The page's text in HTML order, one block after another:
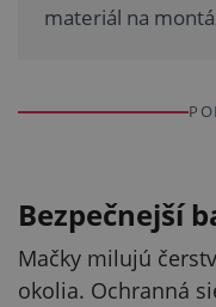
materiál na
Bezpečnejší
Mačky milujú
okolia. Ochranná